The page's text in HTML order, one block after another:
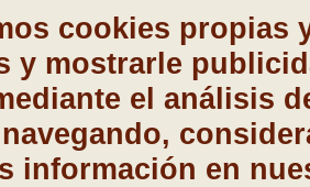
cookies propias
y mostrarle
el análisis
información en